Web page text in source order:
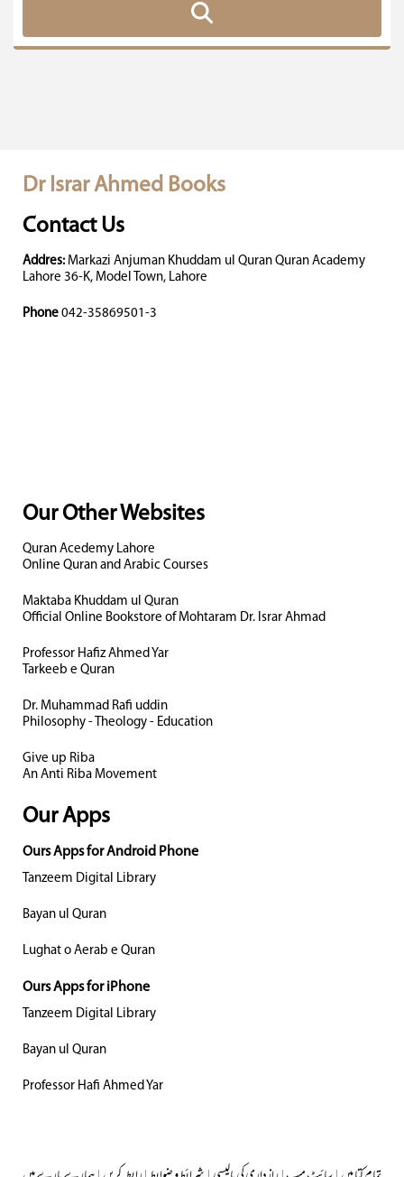
Dr Israr Ahmed Books
Contact Us
Addres: Markazi Anjuman Khuddam ul Quran Quran Academy
Lahore 36-K, Model Town, Lahore
Phone 042-35869501-3
Our Other Websites
Quran Acedemy Lahore
Online Quran and Arabic Courses
Maktaba Khuddam ul Quran
Official Online Bookstore of Mohtaram Dr. Israr Ahmad
Professor Hafiz Ahmed Yar
Tarkeeb e Quran
Dr. Muhammad Rafi uddin
Philosophy - Theology - Education
Give up Riba
An Anti Riba Movement
Our Apps
Ours Apps for Android Phone
Tanzeem Digital Library
Bayan ul Quran
Lughat o Aerab e Quran
Ours Apps for iPhone
Tanzeem Digital Library
Bayan ul Quran
Professor Hafi Ahmed Yar